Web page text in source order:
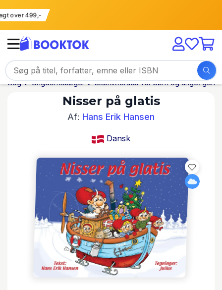
over 499,-
Bog Ungdomsbøger Skønlitteratur for børn og unge:
Nisser på glatis
Af: Hans Erik Hansen
Dansk